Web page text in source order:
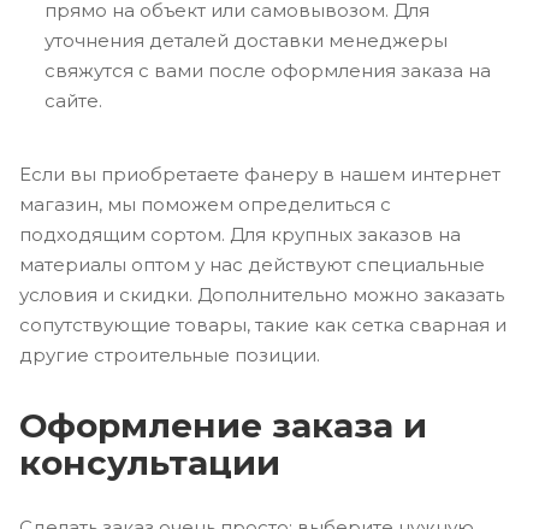
прямо на объект или самовывозом. Для
уточнения деталей доставки менеджеры
свяжутся с вами после оформления заказа на
сайте.
Если вы приобретаете фанеру в нашем интернет
магазин, мы поможем определиться с
подходящим сортом. Для крупных заказов на
материалы оптом у нас действуют специальные
условия и скидки. Дополнительно можно заказать
сопутствующие товары, такие как сетка сварная и
другие строительные позиции.
Оформление заказа и
консультации